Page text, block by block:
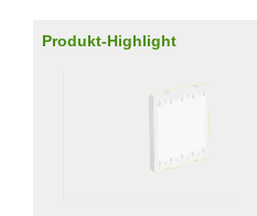
Produkt-Highlight